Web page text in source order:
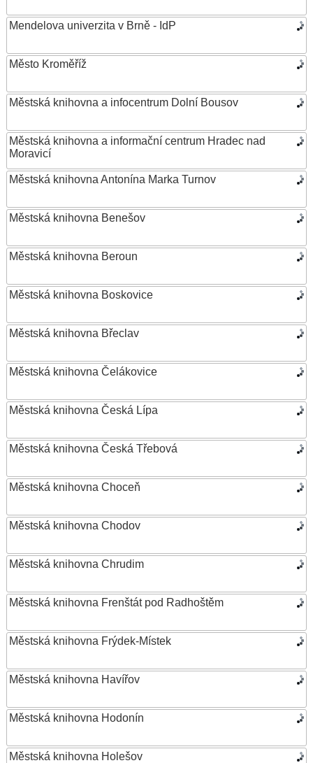
Mendelova univerzita v Brně - IdP
Město Kroměříž
Městská knihovna a infocentrum Dolní Bousov
Městská knihovna a informační centrum Hradec nad
Moravicí
Městská knihovna Antonína Marka Turnov
Městská knihovna Benešov
Městská knihovna Beroun
Městská knihovna Boskovice
Městská knihovna Břeclav
Městská knihovna Čelákovice
Městská knihovna Česká Lípa
Městská knihovna Česká Třebová
Městská knihovna Choceň
Městská knihovna Chodov
Městská knihovna Chrudim
Městská knihovna Frenštát pod Radhoštěm
Městská knihovna Frýdek-Místek
Městská knihovna Havířov
Městská knihovna Hodonín
Městská knihovna Holešov